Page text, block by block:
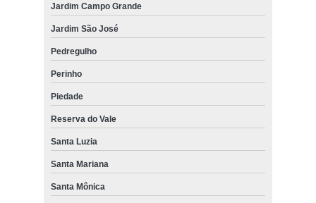
Jardim Campo Grande
Jardim São José
Pedregulho
Perinho
Piedade
Reserva do Vale
Santa Luzia
Santa Mariana
Santa Mônica